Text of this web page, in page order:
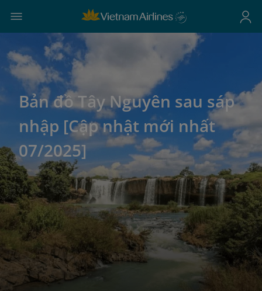
Bản đồ Tây Nguyên sau sáp
nhập [Cập nhật mới nhất
07/2025]